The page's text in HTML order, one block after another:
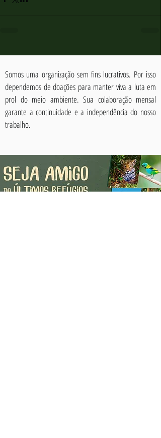
Somos uma organização sem fins lucrativos. Por isso
dependemos de doações para manter viva a luta em
prol do meio ambiente. Sua colaboração mensal
garante a continuidade e a independência do nosso
trabalho.